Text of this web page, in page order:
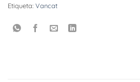
Etiqueta: Vancat